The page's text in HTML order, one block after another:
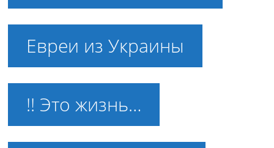
Евреи из Украины
!! Это жизнь…